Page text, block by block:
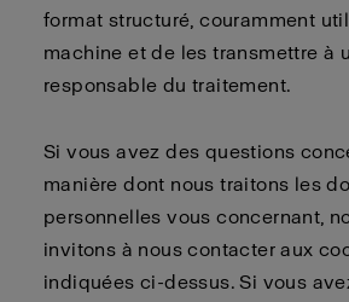
format structuré, couramment
machine et de les transmettre à
responsable du traitement.
Si vous avez des questions
manière dont nous traitons les
personnelles vous concernant,
invitons à nous contacter aux
indiquées ci-dessus. Si vous